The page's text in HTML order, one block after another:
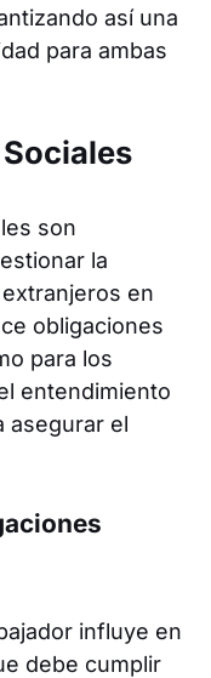
así una
para ambas
son
la
en
obligaciones
para los
entendimiento
asegurar el
influye en
debe cumplir